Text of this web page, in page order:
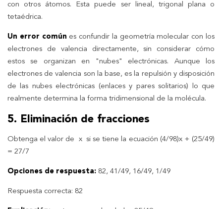
con otros átomos. Esta puede ser lineal, trigonal plana o
tetaédrica.
Un error común es confundir la geometría molecular con los
electrones de valencia directamente, sin considerar cómo
estos se organizan en "nubes" electrónicas. Aunque los
electrones de valencia son la base, es la repulsión y disposición
de las nubes electrónicas (enlaces y pares solitarios) lo que
realmente determina la forma tridimensional de la molécula.
5. Eliminación de fracciones
Obtenga el valor de x si se tiene la ecuación (4/98)x + (25/49)
= 27/7
Opciones de respuesta: 82, 41/49, 16/49, 1/49
Respuesta correcta: 82